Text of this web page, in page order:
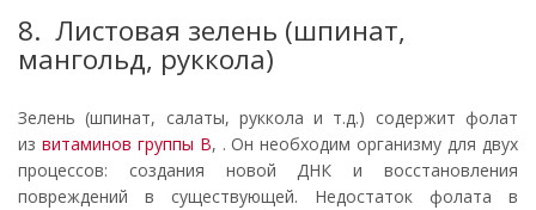
8. Листовая зелень (шпинат,
мангольд, руккола)
Зелень (шпинат, салаты, руккола и т.д.) содержит фолат
из витаминов группы B, . Он необходим организму для двух
процессов: создания новой ДНК и восстановления
повреждений в существующей. Недостаток фолата в